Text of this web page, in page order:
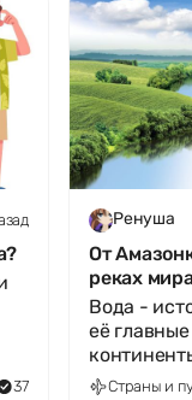
37
Ренуша
От
реках
Вода -
её
Страны и